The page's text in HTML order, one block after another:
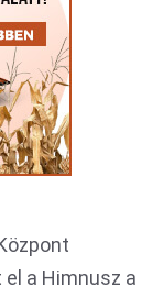
a Himnusz a